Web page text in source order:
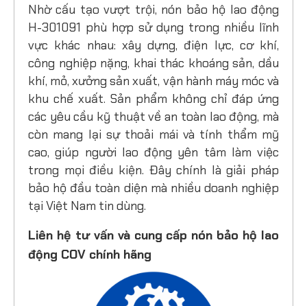
Nhờ cấu tạo vượt trội, nón bảo hộ lao động
H-301091 phù hợp sử dụng trong nhiều lĩnh
vực khác nhau: xây dựng, điện lực, cơ khí,
công nghiệp nặng, khai thác khoáng sản, dầu
khí, mỏ, xưởng sản xuất, vận hành máy móc và
khu chế xuất. Sản phẩm không chỉ đáp ứng
các yêu cầu kỹ thuật về an toàn lao động, mà
còn mang lại sự thoải mái và tính thẩm mỹ
cao, giúp người lao động yên tâm làm việc
trong mọi điều kiện. Đây chính là giải pháp
bảo hộ đầu toàn diện mà nhiều doanh nghiệp
tại Việt Nam tin dùng.
Liên hệ tư vấn và cung cấp nón bảo hộ lao
động COV chính hãng